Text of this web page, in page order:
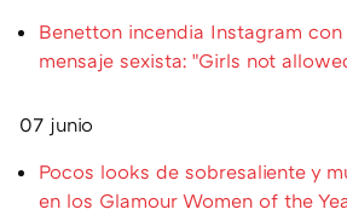
Benetton incendia Instagram
mensaje sexista: "Girls not
07 junio
Pocos looks de sobresaliente y
en los Glamour Women of the